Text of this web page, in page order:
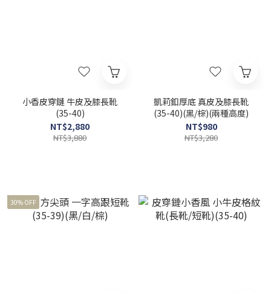
小香皮穿鏈 牛皮及膝長靴
(35-40)
NT$2,880
NT$3,880
凱莉釦厚底 真皮及膝長靴
(35-40)(黑/棕)(兩種高度)
NT$980
NT$3,280
30% OFF